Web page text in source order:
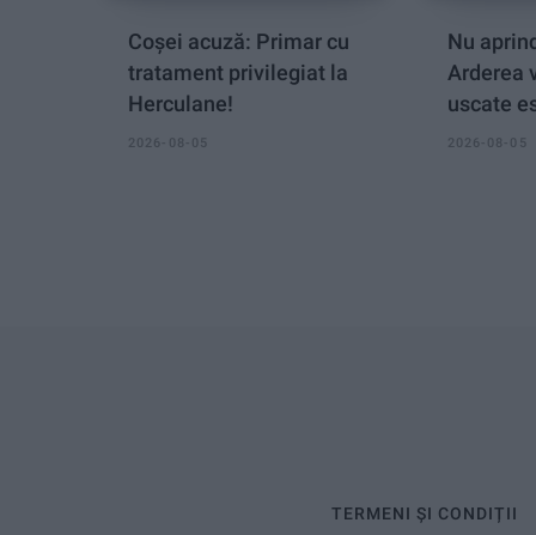
Coșei acuză: Primar cu
tratament privilegiat la
Herculane!
2026-08-05
Nu
Arderea
uscate
2026-08-05
TERMENI ȘI CONDIȚII